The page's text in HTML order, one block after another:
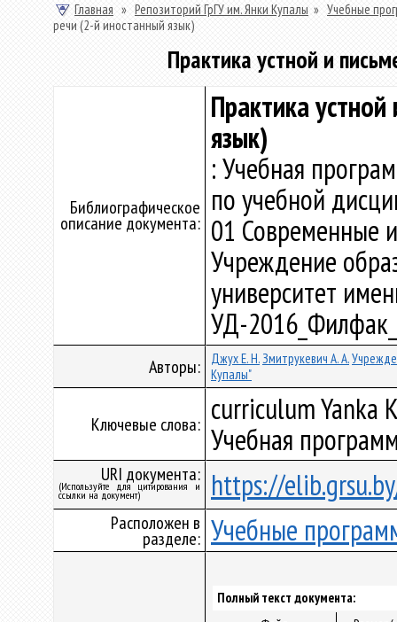
Главная » Репозиторий ГрГУ им. Янки Купалы » Учебные
речи (2-й иностанный язык)
Практика устной и
Библиографическое
описание документа:
Практика
язык)
: Учебная
по учебной
01 Современные
Учреждение
университет
УД-
Авторы: Джух Е. Н.Змитрукевич А. А.
Купалы"
Ключевые слова: curriculum Yanka
Учебная
URI документа:
(Используйте для цитирования и
ссылки на документ) https://
Расположен в
разделе: Учебные
Полный текст документа: